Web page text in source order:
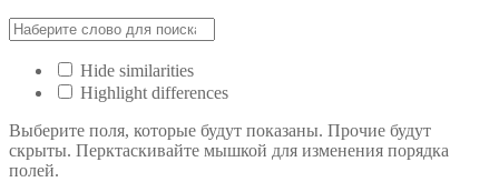
Hide similarities
Highlight differences
Выберите поля, которые будут показаны. Прочие будут
скрыты. Перктаскивайте мышкой для изменения порядка
полей.